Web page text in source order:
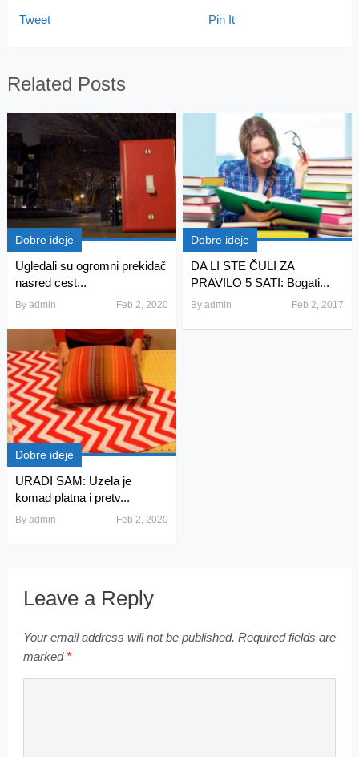
Tweet Pin It
Related Posts
Dobre ideje
Ugledali su ogromni prekidač
nasred cest...
By admin Feb 2, 2020
Dobre ideje
DA LI STE ČULI ZA
PRAVILO 5 SATI: Bogati...
Byadmin Feb 2, 2017
Dobre ideje
URADI SAM: Uzela je
komad platna i pretv...
By admin Feb 2, 2020
Leave a Reply
Your email address will not be published. Required fields are
marked *